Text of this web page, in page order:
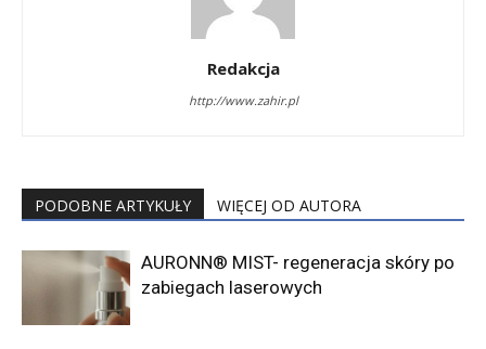
Redakcja
http://www.zahir.pl
PODOBNE ARTYKUŁY WIĘCEJ OD AUTORA
AURONN® MIST- regeneracja skóry po
zabiegach laserowych